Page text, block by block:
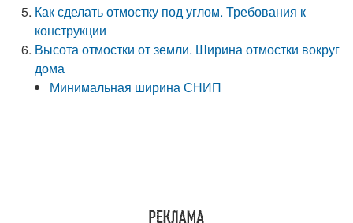
Как сделать отмостку под углом. Требования к
конструкции
Высота отмостки от земли. Ширина отмостки вокруг
дома
Минимальная ширина СНИП